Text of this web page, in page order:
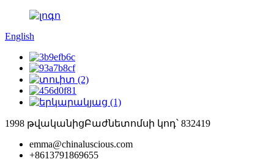
English
1998 թվականիցԲաժնետոմսի կոդ՝ 832419
emma@chinaluscious.com
+8613791869655